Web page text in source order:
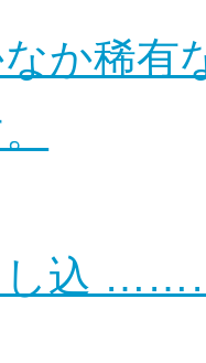
か稀有
し込